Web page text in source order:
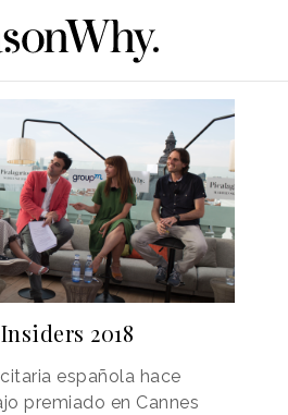
2018
española hace
premiado en Cannes